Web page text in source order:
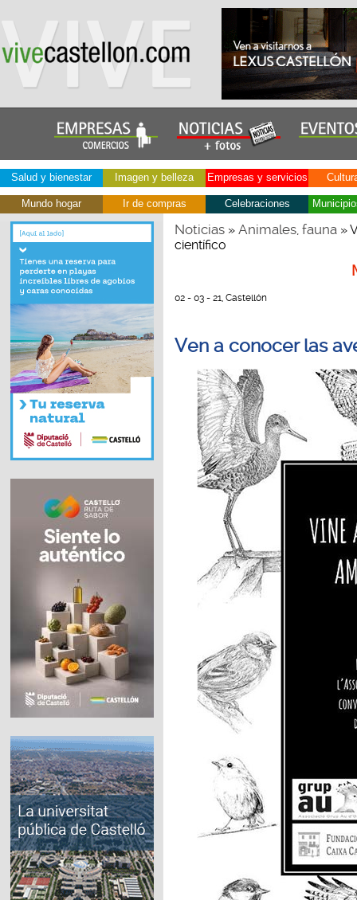
Salud y bienestar Imagen y belleza Empresas y servicios
Mundo hogar Ir de compras Celebraciones
Noticias» Animales, fauna»
científico
02 - 03 - 21, Castellón
Ven a conocer las